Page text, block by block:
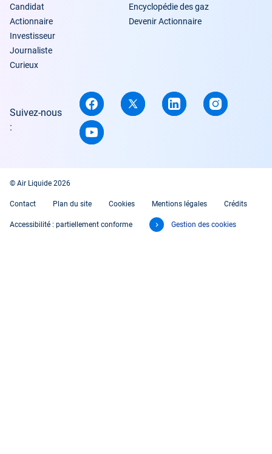
Candidat
Actionnaire
Investisseur
Journaliste
Curieux
Encyclopédie des gaz
Devenir Actionnaire
Suivez-nous
:
© Air Liquide 2026
Contact Plan du site Cookies Mentions légales Crédits
Accessibilité : partiellement conforme Gestion des cookies